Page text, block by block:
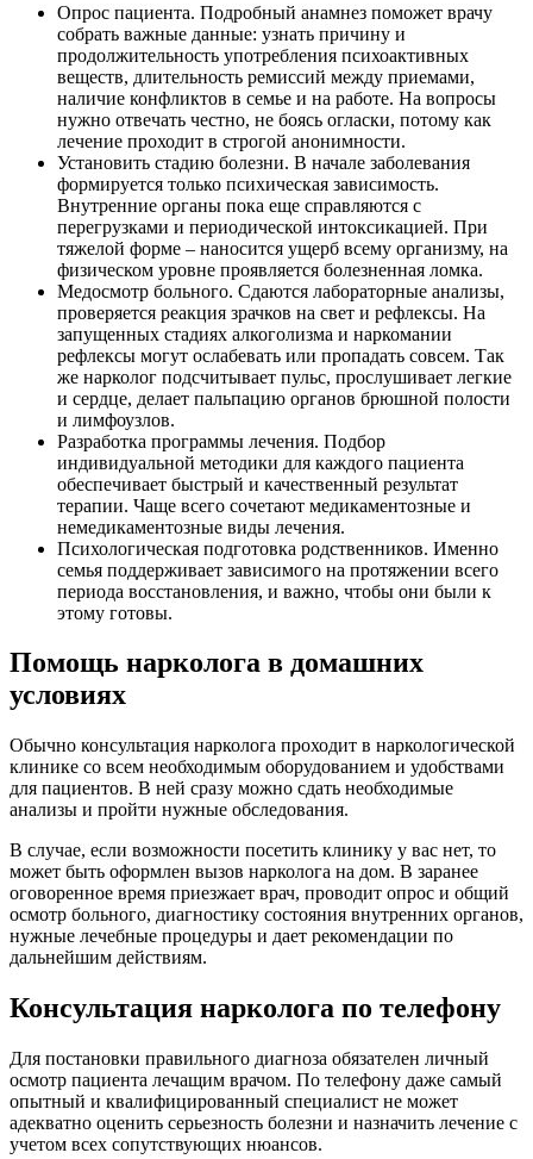
Опрос пациента. Подробный анамнез поможет врачу
собрать важные данные: узнать причину и
продолжительность употребления психоактивных
веществ, длительность ремиссий между приемами,
наличие конфликтов в семье и на работе. На вопросы
нужно отвечать честно, не боясь огласки, потому как
лечение проходит в строгой анонимности.
Установить стадию болезни. В начале заболевания
формируется только психическая зависимость.
Внутренние органы пока еще справляются с
перегрузками и периодической интоксикацией. При
тяжелой форме – наносится ущерб всему организму, на
физическом уровне проявляется болезненная ломка.
Медосмотр больного. Сдаются лабораторные анализы,
проверяется реакция зрачков на свет и рефлексы. На
запущенных стадиях алкоголизма и наркомании
рефлексы могут ослабевать или пропадать совсем. Так
же нарколог подсчитывает пульс, прослушивает легкие
и сердце, делает пальпацию органов брюшной полости
и лимфоузлов.
Разработка программы лечения. Подбор
индивидуальной методики для каждого пациента
обеспечивает быстрый и качественный результат
терапии. Чаще всего сочетают медикаментозные и
немедикаментозные виды лечения.
Психологическая подготовка родственников. Именно
семья поддерживает зависимого на протяжении всего
периода восстановления, и важно, чтобы они были к
этому готовы.
Помощь нарколога в домашних
условиях
Обычно консультация нарколога проходит в наркологической
клинике со всем необходимым оборудованием и удобствами
для пациентов. В ней сразу можно сдать необходимые
анализы и пройти нужные обследования.
В случае, если возможности посетить клинику у вас нет, то
может быть оформлен вызов нарколога на дом. В заранее
оговоренное время приезжает врач, проводит опрос и общий
осмотр больного, диагностику состояния внутренних органов,
нужные лечебные процедуры и дает рекомендации по
дальнейшим действиям.
Консультация нарколога по телефону
Для постановки правильного диагноза обязателен личный
осмотр пациента лечащим врачом. По телефону даже самый
опытный и квалифицированный специалист не может
адекватно оценить серьезность болезни и назначить лечение с
учетом всех сопутствующих нюансов.